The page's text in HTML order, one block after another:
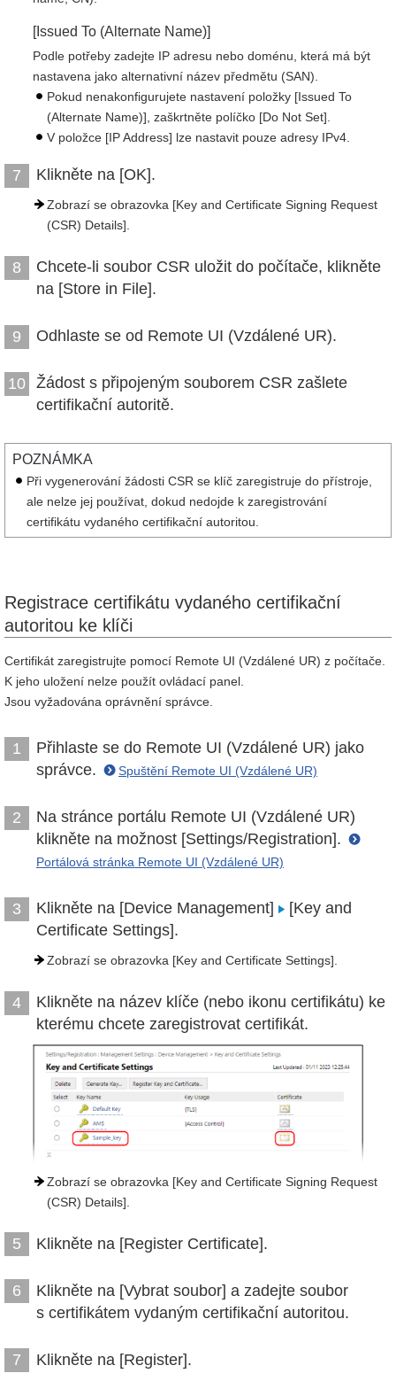
[Issued To (Alternate Name)]
Podle potřeby zadejte IP adresu nebo doménu, která má být
nastavena jako alternativní název předmětu (SAN).
Pokud nenakonfigurujete nastavení položky [Issued To
(Alternate Name)], zaškrtněte políčko [Do Not Set].
V položce [IP Address] lze nastavit pouze adresy IPv4.
7 Klikněte na [OK].
Zobrazí se obrazovka [Key and Certificate Signing Request
(CSR) Details].
8
Chcete-li soubor CSR uložit do počítače, klikněte
na [Store in File].
9 Odhlaste se od Remote UI (Vzdálené UR).
10 Žádost s připojeným souborem CSR zašlete
certifikační autoritě.
POZNÁMKA
Při vygenerování žádosti CSR se klíč zaregistruje do přístroje,
ale nelze jej používat, dokud nedojde k zaregistrování
certifikátu vydaného certifikační autoritou.
Registrace certifikátu vydaného certifikační
autoritou ke klíči
Certifikát zaregistrujte pomocí Remote UI (Vzdálené UR) z počítače.
K jeho uložení nelze použít ovládací panel.
Jsou vyžadována oprávnění správce.
1
Přihlaste se do Remote UI (Vzdálené UR) jako
správce.
Spuštění Remote UI (Vzdálené UR)
2
Na stránce portálu Remote UI (Vzdálené UR)
klikněte na možnost [Settings/Registration].
Portálová stránka Remote UI (Vzdálené UR)
3 Klikněte na [Device Management]
[Key and
Certificate Settings].
Zobrazí se obrazovka [Key and Certificate Settings].
4
Klikněte na název klíče (nebo ikonu certifikátu) ke
kterému chcete zaregistrovat certifikát.
Zobrazí se obrazovka [Key and Certificate Signing Request
(CSR) Details].
5 Klikněte na [Register Certificate].
6
Klikněte na [Vybrat soubor] a zadejte soubor
s certifikátem vydaným certifikační autoritou.
7 Klikněte na [Register].